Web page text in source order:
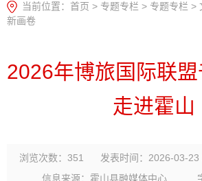
当前位置： 首页 > 专题专栏 > 专题专栏 >
新画卷
2026年博旅国际联
走进霍山
浏览次数： 351 发表时间：2026-03-23
信息来源：霍山县融媒体中心